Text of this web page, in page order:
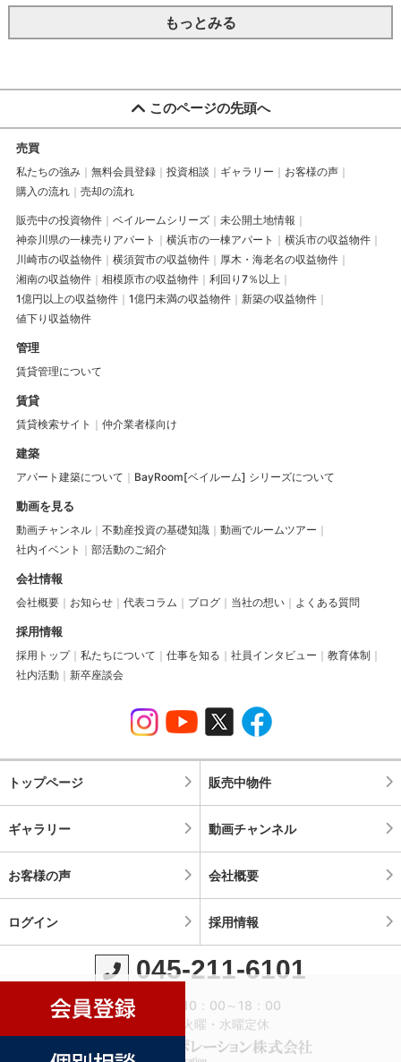
もっとみる
このページの先頭へ
売買
私たちの強み 無料会員登録 投資相談 ギャラリー
お客様の声
購入の流れ
売却の流れ
販売中の投資物件 ベイルームシリーズ
未公開土地情報
神奈川県の一棟売りアパート
横浜市の一棟アパート
横浜市の収益物件
川崎市の収益物件
横須賀市の収益物件
厚木・海老名の収益物件
湘南の収益物件
相模原市の収益物件
利回り7％以上
1億円以上の収益物件
1億円未満の収益物件
新築の収益物件
値下り収益物件
管理
賃貸管理について
賃貸
賃貸検索サイト 仲介業者様向け
建築
アパート建築について BayRoom[ベイルーム] シリーズについて
動画を見る
動画チャンネル 不動産投資の基礎知識
動画でルームツアー
社内イベント
部活動のご紹介
会社情報
会社概要 お知らせ 代表コラム ブログ 当社の想い よくある質問
採用情報
採用トップ 私たちについて 仕事を知る 社員インタビュー
教育体制
社内活動
新卒座談会
トップページ 販売中物件
ギャラリー 動画チャンネル
お客様の声 会社概要
ログイン 採用情報
045-211-6101
営業時間：10：00～18：00
定休日：火曜・水曜定休